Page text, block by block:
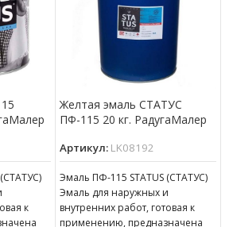
к
Желтая эмаль СТАТУС
ПФ-115 20 кг. РадугаМалер
Артикул: LK08192
Эмаль ПФ-115 STATUS (СТАТУС)
Эмаль для наружных и
внутренних работ, готовая к
применению, предназначена